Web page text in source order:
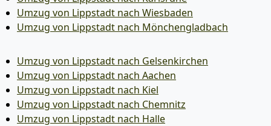
Umzug von Lippstadt nach Wiesbaden
Umzug von Lippstadt nach Mönchen­gladbach
Umzug von Lippstadt nach Gelsenkirchen
Umzug von Lippstadt nach Aachen
Umzug von Lippstadt nach Kiel
Umzug von Lippstadt nach Chemnitz
Umzug von Lippstadt nach Halle